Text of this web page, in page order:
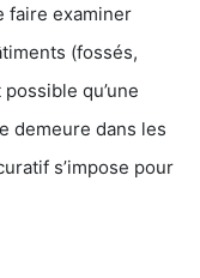
faire examiner
(fossés,
qu’une
demeure dans les
s’impose pour